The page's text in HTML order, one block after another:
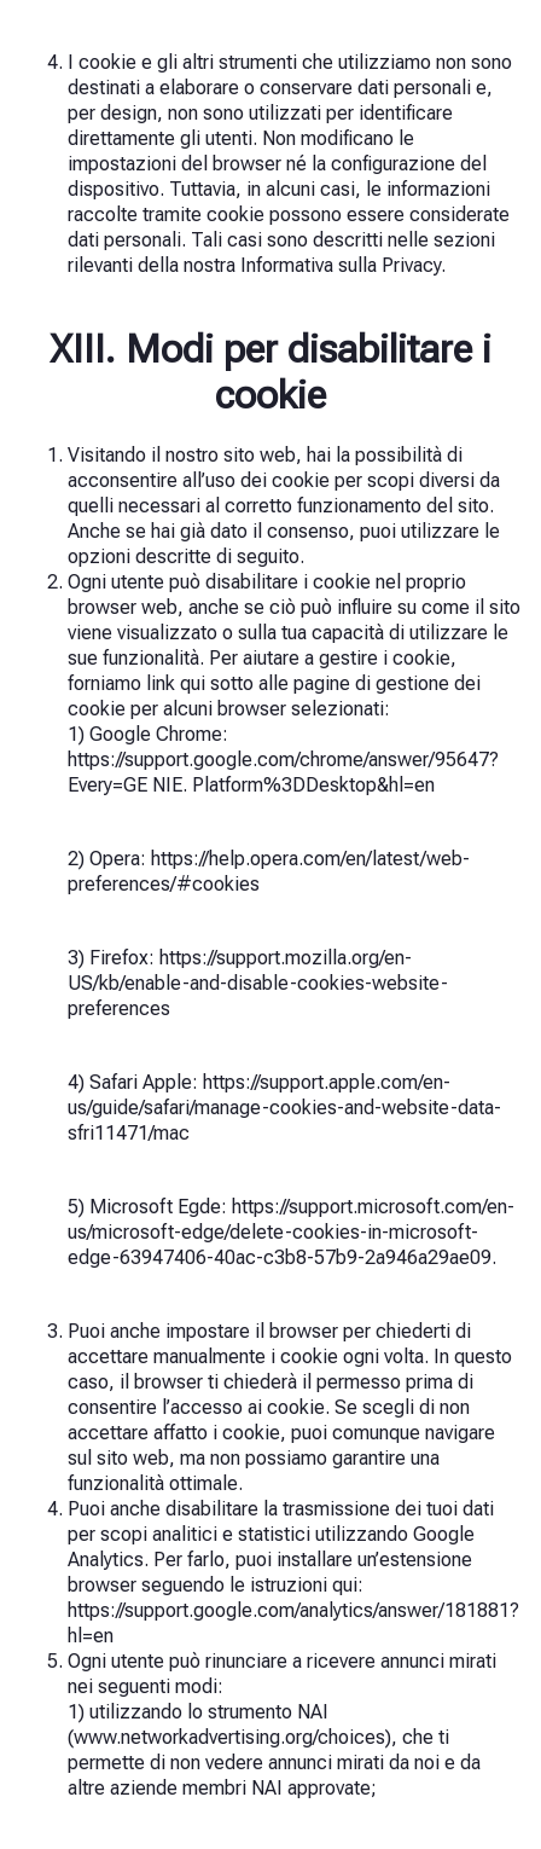
I cookie e gli altri strumenti che utilizziamo non sono
destinati a elaborare o conservare dati personali e,
per design, non sono utilizzati per identificare
direttamente gli utenti. Non modificano le
impostazioni del browser né la configurazione del
dispositivo. Tuttavia, in alcuni casi, le informazioni
raccolte tramite cookie possono essere considerate
dati personali. Tali casi sono descritti nelle sezioni
rilevanti della nostra Informativa sulla Privacy.
XIII. Modi per disabilitare i
cookie
Visitando il nostro sito web, hai la possibilità di
acconsentire all’uso dei cookie per scopi diversi da
quelli necessari al corretto funzionamento del sito.
Anche se hai già dato il consenso, puoi utilizzare le
opzioni descritte di seguito.
Ogni utente può disabilitare i cookie nel proprio
browser web, anche se ciò può influire su come il sito
viene visualizzato o sulla tua capacità di utilizzare le
sue funzionalità. Per aiutare a gestire i cookie,
forniamo link qui sotto alle pagine di gestione dei
cookie per alcuni browser selezionati:
1) Google Chrome:
https://support.google.com/chrome/answer/95647?
Every=GE NIE. Platform%3DDesktop&hl=en
2) Opera: https://help.opera.com/en/latest/web-
preferences/#cookies
3) Firefox: https://support.mozilla.org/en-
US/kb/enable-and-disable-cookies-website-
preferences
4) Safari Apple: https://support.apple.com/en-
us/guide/safari/manage-cookies-and-website-data-
sfri11471/mac
5) Microsoft Egde: https://support.microsoft.com/en-
us/microsoft-edge/delete-cookies-in-microsoft-
edge-63947406-40ac-c3b8-57b9-2a946a29ae09.
Puoi anche impostare il browser per chiederti di
accettare manualmente i cookie ogni volta. In questo
caso, il browser ti chiederà il permesso prima di
consentire l’accesso ai cookie. Se scegli di non
accettare affatto i cookie, puoi comunque navigare
sul sito web, ma non possiamo garantire una
funzionalità ottimale.
Puoi anche disabilitare la trasmissione dei tuoi dati
per scopi analitici e statistici utilizzando Google
Analytics. Per farlo, puoi installare un’estensione
browser seguendo le istruzioni qui:
https://support.google.com/analytics/answer/181881?
hl=en
Ogni utente può rinunciare a ricevere annunci mirati
nei seguenti modi:
1) utilizzando lo strumento NAI
(www.networkadvertising.org/choices), che ti
permette di non vedere annunci mirati da noi e da
altre aziende membri NAI approvate;